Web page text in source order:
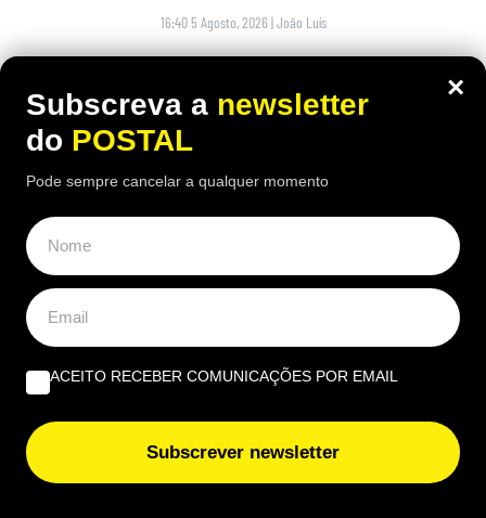
16:40 5 Agosto, 2026 |João Luís
receitas mais conhecidas de frango assado do
Algarve continuam a chamar clientes durante o
ÚLTIMAS NOTÍCIAS
Estas salinas são comparadas às da Bolívia mas ficam
no Algarve: saiba como chegar
Tavira promove yoga, observação de estrelas e
acampamentos na Mata da Conceição
Inspeção automóvel mudou: milhares de carros podem
×
Subscreva a newsletter
do POSTAL
Pode sempre cancelar a qualquer momento
ACEITO RECEBER COMUNICAÇÕES POR EMAIL
Subscrever newsletter